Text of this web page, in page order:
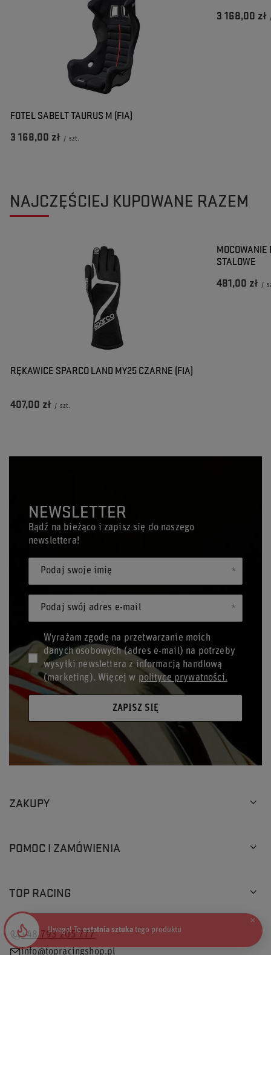
FOTEL SABELT TAURUS M (FIA)
3 168,00 zł / szt.
3 168,00 zł
NAJCZĘŚCIEJ KUPOWANE RAZEM
RĘKAWICE SPARCO LAND MY25 CZARNE (FIA)
407,00 zł / szt.
STALOWE
481,00 zł /
NEWSLETTER
Bądź na bieżąco i zapisz się do naszego
newslettera!
Podaj swoje imię
Podaj swój adres e-mail
Wyrażam zgodę na przetwarzanie moich
danych osobowych (adres e-mail) na potrzeby
wysyłki newslettera z informacją handlową
(marketing). Więcej w polityce prywatności.
ZAPISZ SIĘ
ZAKUPY
POMOC I ZAMÓWIENIA
TOP RACING
+48 793 205 777
info@topracingshop.pl
Uwaga! Toostatnia sztukatego produktu
×